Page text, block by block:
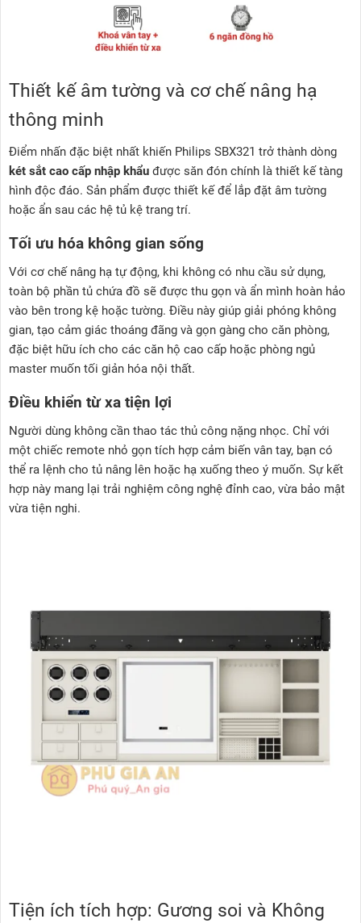
Thiết kế âm tường và cơ chế nâng hạ
thông minh
Điểm nhấn đặc biệt nhất khiến Philips SBX321 trở thành dòng
két sắt cao cấp nhập khẩu được săn đón chính là thiết kế tàng
hình độc đáo. Sản phẩm được thiết kế để lắp đặt âm tường
hoặc ẩn sau các hệ tủ kệ trang trí.
Tối ưu hóa không gian sống
Với cơ chế nâng hạ tự động, khi không có nhu cầu sử dụng,
toàn bộ phần tủ chứa đồ sẽ được thu gọn và ẩn mình hoàn hảo
vào bên trong kệ hoặc tường. Điều này giúp giải phóng không
gian, tạo cảm giác thoáng đãng và gọn gàng cho căn phòng,
đặc biệt hữu ích cho các căn hộ cao cấp hoặc phòng ngủ
master muốn tối giản hóa nội thất.
Điều khiển từ xa tiện lợi
Người dùng không cần thao tác thủ công nặng nhọc. Chỉ với
một chiếc remote nhỏ gọn tích hợp cảm biến vân tay, bạn có
thể ra lệnh cho tủ nâng lên hoặc hạ xuống theo ý muốn. Sự kết
hợp này mang lại trải nghiệm công nghệ đỉnh cao, vừa bảo mật
vừa tiện nghi.
Tiện ích tích hợp: Gương soi và Không